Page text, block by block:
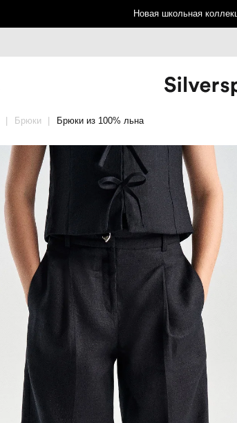
Новая школьная
Брюки Брюки из 100% льна